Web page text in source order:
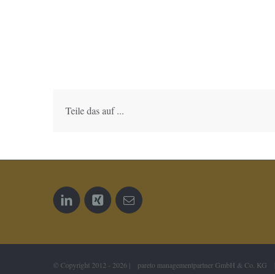
Teile das auf ...
© Copyright 2012 - 2026 | pareto managementpartner GmbH & Co.